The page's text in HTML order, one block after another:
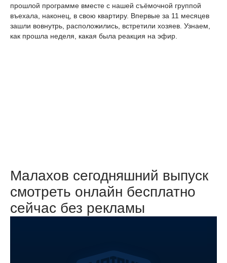
прошлой программе вместе с нашей съёмочной группой
въехала, наконец, в свою квартиру. Впервые за 11 месяцев
зашли вовнутрь, расположились, встретили хозяев. Узнаем,
как прошла неделя, какая была реакция на эфир.
Малахов сегодняшний выпуск
смотреть онлайн бесплатно
сейчас без рекламы